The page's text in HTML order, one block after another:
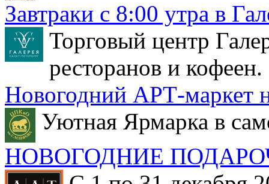
Завтраки с 8:00 утра в
Торговый центр
ресторанов и кофеен.
Новогодний АРТ-маркет
Уютная Ярмарка в
НОВОГОДНИЕ